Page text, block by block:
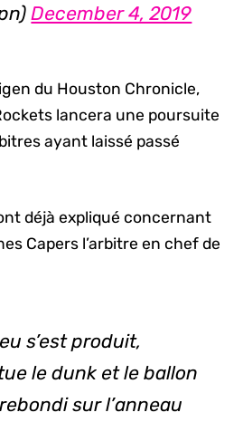
December 4, 2019
du Houston Chronicle,
lancera une poursuite
ayant laissé passé
déjà expliqué concernant
Capers l’arbitre en chef de
s’est produit,
le dunk et le ballon
sur l’anneau